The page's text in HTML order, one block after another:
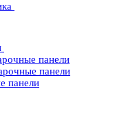
панели
панели
панели